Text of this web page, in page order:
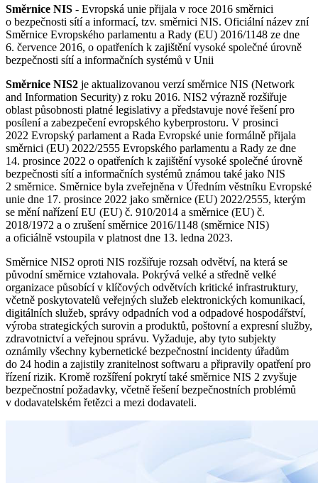
Směrnice NIS - Evropská unie přijala v roce 2016 směrnici
o bezpečnosti sítí a informací, tzv. směrnici NIS. Oficiální název zní
Směrnice Evropského parlamentu a Rady (EU) 2016/1148 ze dne
6. července 2016, o opatřeních k zajištění vysoké společné úrovně
bezpečnosti sítí a informačních systémů v Unii
Směrnice NIS2 je aktualizovanou verzí směrnice NIS (Network
and Information Security) z roku 2016. NIS2 výrazně rozšiřuje
oblast působnosti platné legislativy a představuje nové řešení pro
posílení a zabezpečení evropského kyberprostoru. V prosinci
2022 Evropský parlament a Rada Evropské unie formálně přijala
směrnici (EU) 2022/2555 Evropského parlamentu a Rady ze dne
14. prosince 2022 o opatřeních k zajištění vysoké společné úrovně
bezpečnosti sítí a informačních systémů známou také jako NIS
2 směrnice. Směrnice byla zveřejněna v Úředním věstníku Evropské
unie dne 17. prosince 2022 jako směrnice (EU) 2022/2555, kterým
se mění nařízení EU (EU) č. 910/2014 a směrnice (EU) č.
2018/1972 a o zrušení směrnice 2016/1148 (směrnice NIS)
a oficiálně vstoupila v platnost dne 13. ledna 2023.
Směrnice NIS2 oproti NIS rozšiřuje rozsah odvětví, na která se
původní směrnice vztahovala. Pokrývá velké a středně velké
organizace působící v klíčových odvětvích kritické infrastruktury,
včetně poskytovatelů veřejných služeb elektronických komunikací,
digitálních služeb, správy odpadních vod a odpadové hospodářství,
výroba strategických surovin a produktů, poštovní a expresní služby,
zdravotnictví a veřejnou správu. Vyžaduje, aby tyto subjekty
oznámily všechny kybernetické bezpečnostní incidenty úřadům
do 24 hodin a zajistily zranitelnost softwaru a připravily opatření pro
řízení rizik. Kromě rozšíření pokrytí také směrnice NIS 2 zvyšuje
bezpečnostní požadavky, včetně řešení bezpečnostních problémů
v dodavatelském řetězci a mezi dodavateli.